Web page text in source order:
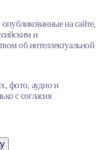
на сайте,
и
об интеллектуальной
фото, аудио и
с согласия